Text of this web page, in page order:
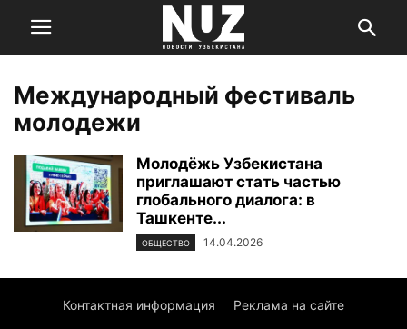
Международный фестиваль
молодежи
Молодёжь Узбекистана
приглашают стать частью
глобального диалога: в
Ташкенте...
ОБЩЕСТВО 14.04.2026
Контактная информация Реклама на сайте